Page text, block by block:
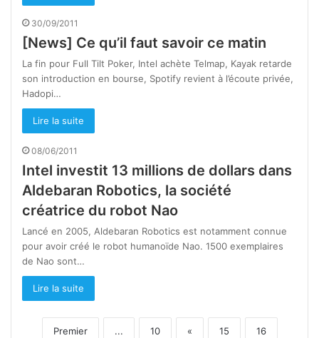
30/09/2011
[News] Ce qu’il faut savoir ce matin
La fin pour Full Tilt Poker, Intel achète Telmap, Kayak retarde
son introduction en bourse, Spotify revient à l’écoute privée,
Hadopi…
Lire la suite
08/06/2011
Intel investit 13 millions de dollars dans
Aldebaran Robotics, la société
créatrice du robot Nao
Lancé en 2005, Aldebaran Robotics est notamment connue
pour avoir créé le robot humanoïde Nao. 1500 exemplaires
de Nao sont…
Lire la suite
Premier ... 10 « 15 16